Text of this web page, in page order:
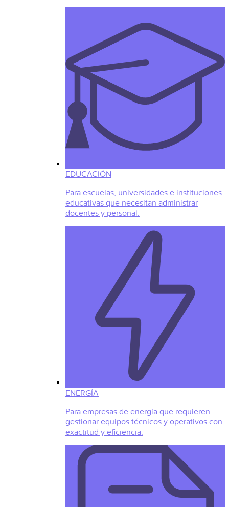
EDUCACIÓN
Para escuelas, universidades e instituciones
educativas que necesitan administrar
docentes y personal.
ENERGÍA
Para empresas de energía que requieren
gestionar equipos técnicos y operativos con
exactitud y eficiencia.